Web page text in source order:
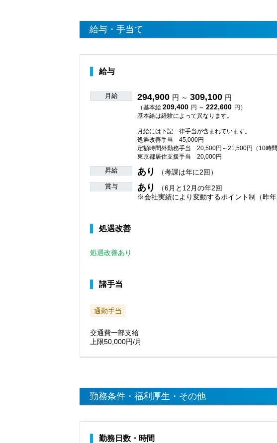
給与・手当て
給与
月給 294,900 円 ～ 309,100 円
（基本給 209,400 円 ～ 222,600 円）
基本給は経験によって異なります。
月給には下記一律手当が含まれています。
処遇改善手当 45,000円
定額時間外勤務手当 20,500円～21,500円（10時間
東京都居住支援手当 20,000円
昇給 あり （考課は年に2回）
賞与 あり
（6月と12月の年2回
※会社実績により変動するポイント制（昨年
処遇改善
処遇改善あり
諸手当
通勤手当
交通費一部支給
上限50,000円/月
勤務条件・福利厚生・その他
勤務日数・時間